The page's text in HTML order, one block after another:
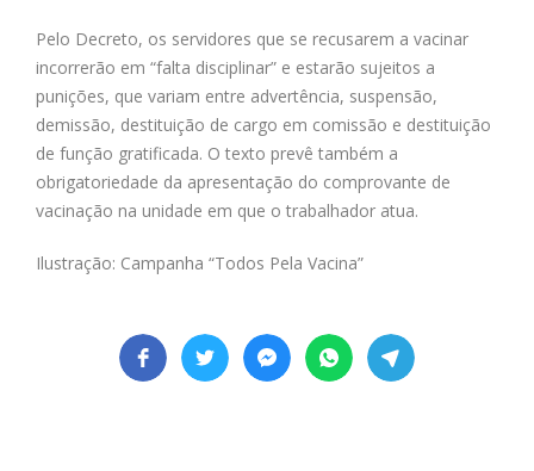
Pelo Decreto, os servidores que se recusarem a vacinar
incorrerão em “falta disciplinar” e estarão sujeitos a
punições, que variam entre advertência, suspensão,
demissão, destituição de cargo em comissão e destituição
de função gratificada. O texto prevê também a
obrigatoriedade da apresentação do comprovante de
vacinação na unidade em que o trabalhador atua.
Ilustração: Campanha “Todos Pela Vacina”